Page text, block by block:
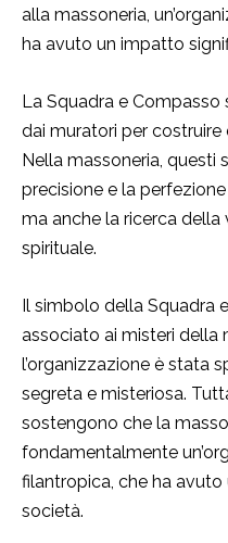
alla massoneria,
ha avuto un impatto
La Squadra e
dai muratori per costruire
Nella massoneria, questi
precisione e la
ma anche la ricerca
spirituale.
Il simbolo della Squadra
associato ai misteri della
l’organizzazione è stata
segreta e misteriosa.
sostengono che la
fondamentalmente
filantropica, che ha
società.